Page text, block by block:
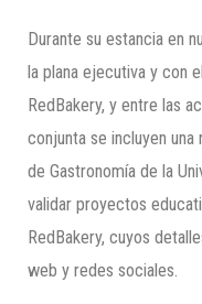
Durante su estancia en
la plana ejecutiva y con
RedBakery, y entre las
conjunta se incluyen
de Gastronomía de la
validar proyectos
RedBakery, cuyos
web y redes sociales.